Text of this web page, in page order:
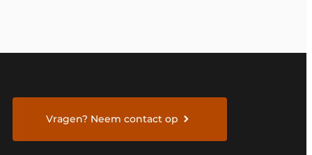
Vragen? Neem contact op